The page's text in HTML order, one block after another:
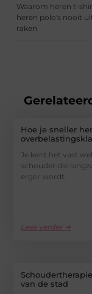
Waarom heren t-
heren polo's nooit
raken
Hoe je sneller
Je kent het vast
schouder die
erger wordt.
Lees verder ➜
van de stad